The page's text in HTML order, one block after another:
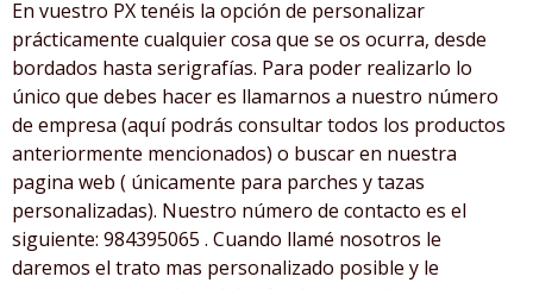
En vuestro PX tenéis la opción de personalizar
prácticamente cualquier cosa que se os ocurra, desde
bordados hasta serigrafías. Para poder realizarlo lo
único que debes hacer es llamarnos a nuestro número
de empresa (aquí podrás consultar todos los productos
anteriormente mencionados) o buscar en nuestra
pagina web ( únicamente para parches y tazas
personalizadas). Nuestro número de contacto es el
siguiente: 984395065 . Cuando llamé nosotros le
daremos el trato mas personalizado posible y le